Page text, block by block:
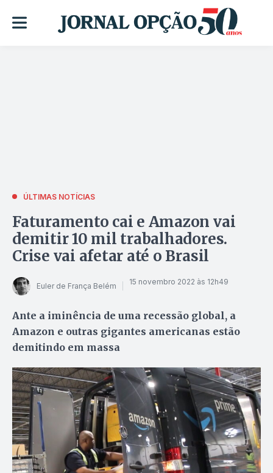
ÚLTIMAS NOTÍCIAS
Faturamento cai e Amazon vai
demitir 10 mil trabalhadores.
Crise vai afetar até o Brasil
Euler de França Belém 15 novembro 2022 às 12h49
Ante a iminência de uma recessão global, a
Amazon e outras gigantes americanas estão
demitindo em massa